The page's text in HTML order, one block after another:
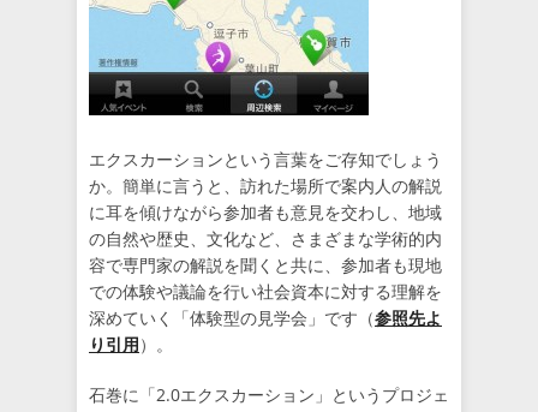
エクスカーションという言葉をご存知でしょう
か。簡単に言うと、訪れた場所で案内人の解説
に耳を傾けながら参加者も意見を交わし、地域
の自然や歴史、文化など、さまざまな学術的内
容で専門家の解説を聞くと共に、参加者も現地
での体験や議論を行い社会資本に対する理解を
深めていく「体験型の見学会」です（参照先よ
り引用）。
石巻に「2.0エクスカーション」というプロジェ